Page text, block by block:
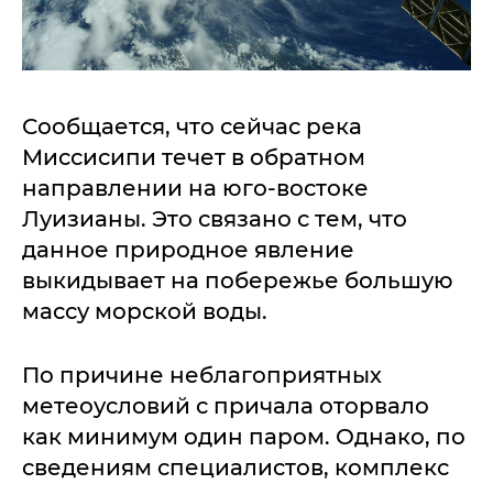
Сообщается, что сейчас река
Миссисипи течет в обратном
направлении на юго-востоке
Луизианы. Это связано с тем, что
данное природное явление
выкидывает на побережье большую
массу морской воды.
По причине неблагоприятных
метеоусловий с причала оторвало
как минимум один паром. Однако, по
сведениям специалистов, комплекс